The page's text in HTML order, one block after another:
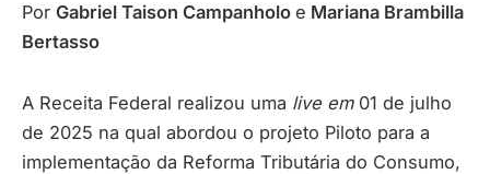
Por Gabriel Taison Campanholo e Mariana Brambilla
Bertasso
A Receita Federal realizou uma live em 01 de julho
de 2025 na qual abordou o projeto Piloto para a
implementação da Reforma Tributária do Consumo,